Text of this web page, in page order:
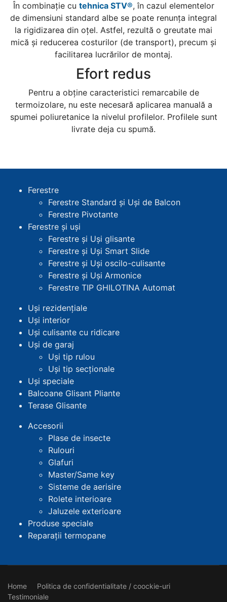
În combinație cu tehnica STV®, în cazul elementelor
de dimensiuni standard albe se poate renunța integral
la rigidizarea din oțel. Astfel, rezultă o greutate mai
mică și reducerea costurilor (de transport), precum și
facilitarea lucrărilor de montaj.
Efort redus
Pentru a obține caracteristici remarcabile de
termoizolare, nu este necesară aplicarea manuală a
spumei poliuretanice la nivelul profilelor. Profilele sunt
livrate deja cu spumă.
Ferestre
Ferestre Standard și Uși de Balcon
Ferestre Pivotante
Ferestre și uși
Ferestre și Uși glisante
Ferestre și Uși Smart Slide
Ferestre și Uși oscilo-culisante
Ferestre și Uși Armonice
Ferestre TIP GHILOTINA Automat
Uși rezidențiale
Uși interior
Uși culisante cu ridicare
Uși de garaj
Uși tip rulou
Uși tip secționale
Uși speciale
Balcoane Glisant Pliante
Terase Glisante
Accesorii
Plase de insecte
Rulouri
Glafuri
Master/Same key
Sisteme de aerisire
Rolete interioare
Jaluzele exterioare
Produse speciale
Reparații termopane
Home
Politica de confidentialitate / coockie-uri
Testimoniale